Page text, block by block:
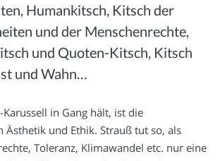
Humankitsch, Kitsch der
und der Menschenrechte,
und Quoten-Kitsch, Kitsch
und Wahn…
Karussell in Gang hält, ist die
Ästhetik und Ethik. Strauß tut so, als
Toleranz, Klimawandel etc. nur eine